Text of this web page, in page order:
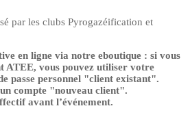
par les clubs Pyrogazéification et
en ligne via notre eboutique : si vous
ATEE, vous pouvez utiliser votre
passe personnel "client existant".
compte "nouveau client".
avant l’événement.